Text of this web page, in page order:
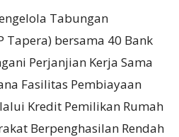
Tabungan
Tapera) bersama 40 Bank
Perjanjian Kerja Sama
Fasilitas Pembiayaan
Kredit Pemilikan Rumah
Berpenghasilan Rendah